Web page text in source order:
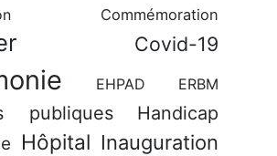
Commémoration
Covid-19
EHPAD ERBM
publiques Handicap
Hôpital Inauguration